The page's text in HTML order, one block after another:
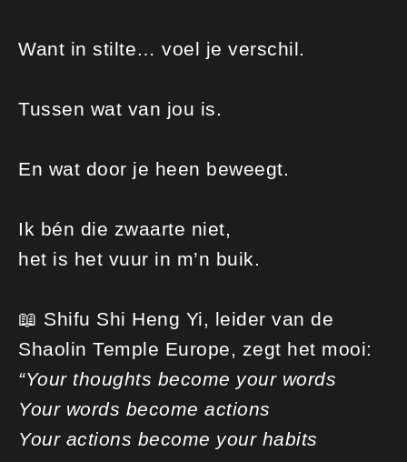
Want in stilte… voel je verschil.
Tussen wat van jou is.
En wat door je heen beweegt.
Ik bén die zwaarte niet,
het is het vuur in m’n buik.
📖 Shifu Shi Heng Yi, leider van de
Shaolin Temple Europe, zegt het mooi:
“Your thoughts become your words
Your words become actions
Your actions become your habits